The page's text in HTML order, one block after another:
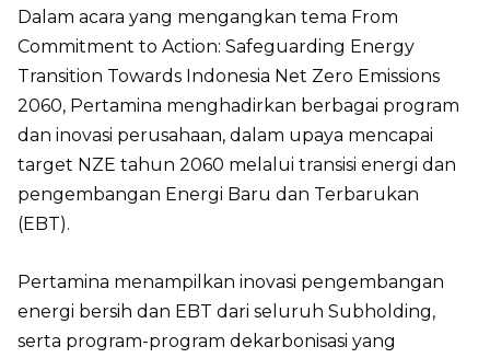
Dalam acara yang mengangkan tema From
Commitment to Action: Safeguarding Energy
Transition Towards Indonesia Net Zero Emissions
2060, Pertamina menghadirkan berbagai program
dan inovasi perusahaan, dalam upaya mencapai
target NZE tahun 2060 melalui transisi energi dan
pengembangan Energi Baru dan Terbarukan
(EBT).
Pertamina menampilkan inovasi pengembangan
energi bersih dan EBT dari seluruh Subholding,
serta program-program dekarbonisasi yang